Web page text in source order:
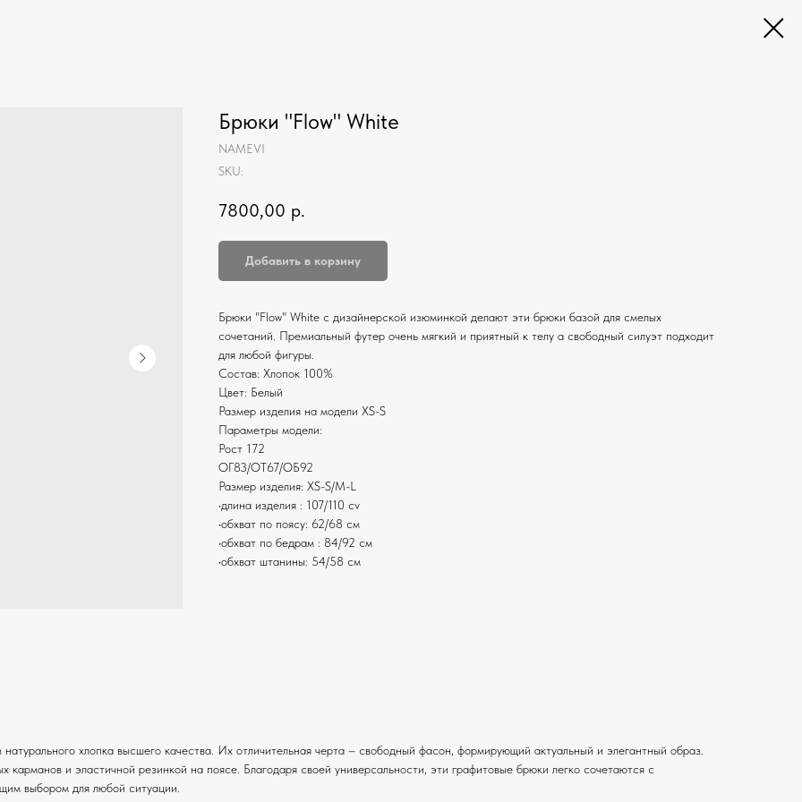
Брюки "Flow" White
NAMEVI
SKU:
7800,00 р.
Добавить в корзину
Брюки "Flow" White с дизайнерской изюминкой делают эти брюки базой для смелых
сочетаний. Премиальный футер очень мягкий и приятный к телу а свободный силуэт подходит
для любой фигуры.
Состав: Хлопок 100%
Цвет: Белый
Размер изделия на модели XS-S
Параметры модели:
Рост 172
ОГ83/ОТ67/ОБ92
Размер изделия: XS-S/M-L
•длина изделия : 107/110 cv
•обхват по поясу: 62/68 см
•обхват по бедрам : 84/92 см
•обхват штанины: 54/58 см
хлопка высшего качества. Их отличительная черта – свободный фасон, формирующий актуальный и элегантный образ.
карманов и эластичной резинкой на поясе. Благодаря своей универсальности, эти графитовые брюки легко сочетаются с
выбором для любой ситуации.